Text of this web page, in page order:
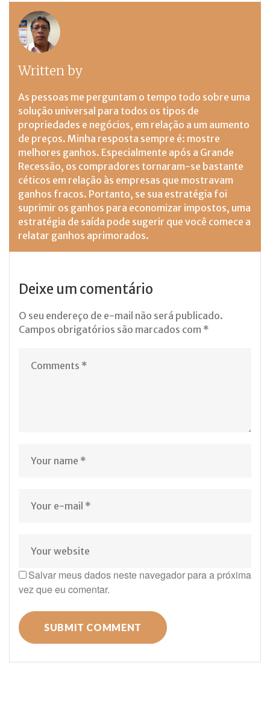
Written by
As pessoas me perguntam o tempo todo sobre uma
solução universal para todos os tipos de
propriedades e negócios, em relação a um aumento
de preços. Minha resposta sempre é: mostre
melhores ganhos. Especialmente após a Grande
Recessão, os compradores tornaram-se bastante
céticos em relação às empresas que mostravam
ganhos fracos. Portanto, se sua estratégia foi
suprimir os ganhos para economizar impostos, uma
estratégia de saída pode sugerir que você comece a
relatar ganhos aprimorados.
Deixe um comentário
O seu endereço de e-mail não será publicado.
Campos obrigatórios são marcados com *
Salvar meus dados neste navegador para a próxima
vez que eu comentar.